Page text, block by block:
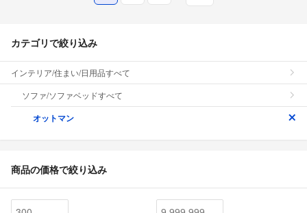
カテゴリで絞り込み
インテリア/住まい/日用品すべて
ソファ/ソファベッドすべて
オットマン
商品の価格で絞り込み